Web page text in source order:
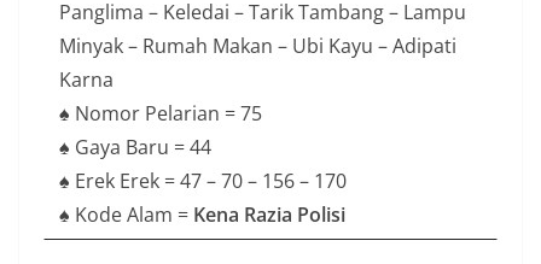
Panglima – Keledai – Tarik Tambang – Lampu
Minyak – Rumah Makan – Ubi Kayu – Adipati
Karna
♠ Nomor Pelarian = 75
♠ Gaya Baru = 44
♠ Erek Erek = 47 – 70 – 156 – 170
♠ Kode Alam = Kena Razia Polisi